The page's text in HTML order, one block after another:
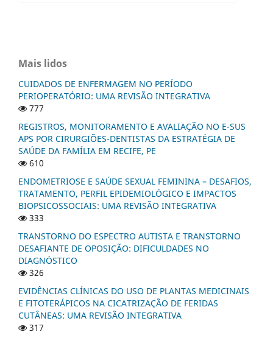
Mais lidos
CUIDADOS DE ENFERMAGEM NO PERÍODO
PERIOPERATÓRIO: UMA REVISÃO INTEGRATIVA
777
REGISTROS, MONITORAMENTO E AVALIAÇÃO NO E-SUS
APS POR CIRURGIÕES-DENTISTAS DA ESTRATÉGIA DE
SAÚDE DA FAMÍLIA EM RECIFE, PE
610
ENDOMETRIOSE E SAÚDE SEXUAL FEMININA – DESAFIOS,
TRATAMENTO, PERFIL EPIDEMIOLÓGICO E IMPACTOS
BIOPSICOSSOCIAIS: UMA REVISÃO INTEGRATIVA
333
TRANSTORNO DO ESPECTRO AUTISTA E TRANSTORNO
DESAFIANTE DE OPOSIÇÃO: DIFICULDADES NO
DIAGNÓSTICO
326
EVIDÊNCIAS CLÍNICAS DO USO DE PLANTAS MEDICINAIS
E FITOTERÁPICOS NA CICATRIZAÇÃO DE FERIDAS
CUTÂNEAS: UMA REVISÃO INTEGRATIVA
317